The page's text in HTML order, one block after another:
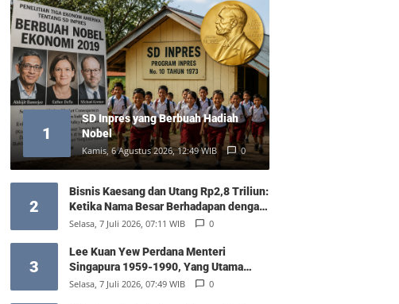
1
SD Inpres yang Berbuah Hadiah
Nobel
Kamis, 6 Agustus 2026, 12:49 WIB 0
2
Bisnis Kaesang dan Utang Rp2,8 Triliun:
Ketika Nama Besar Berhadapan dengan
Hukum Pasar
Selasa, 7 Juli 2026, 07:11 WIB 0
3
Lee Kuan Yew Perdana Menteri
Singapura 1959-1990, Yang Utama
Diantara Yang Sederajat
Selasa, 7 Juli 2026, 07:49 WIB 0